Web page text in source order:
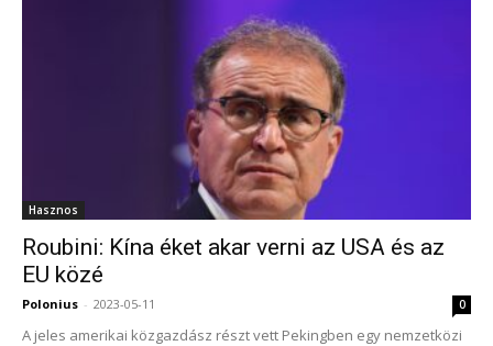
Hasznos
Roubini: Kína éket akar verni az USA és az
EU közé
Polonius - 2023-05-11 0
A jeles amerikai közgazdász részt vett Pekingben egy nemzetközi